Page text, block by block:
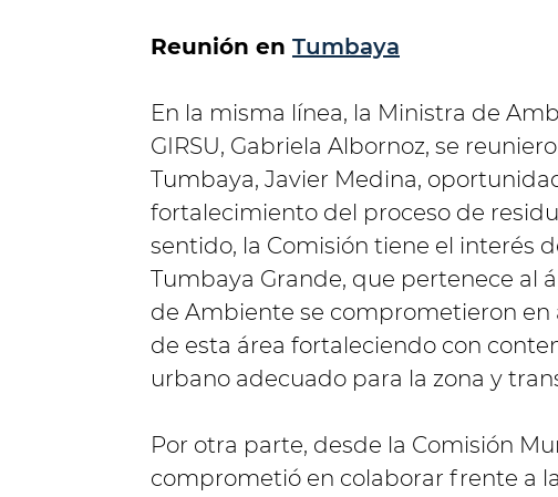
Reunión en Tumbaya
En la misma línea, la Ministra de
GIRSU, Gabriela Albornoz, se
Tumbaya, Javier Medina,
fortalecimiento del proceso de
sentido, la Comisión tiene el interés
Tumbaya Grande, que pertenece al
de Ambiente se comprometieron en
de esta área fortaleciendo con
urbano adecuado para la zona y
Por otra parte, desde la Comisión
comprometió en colaborar frente a